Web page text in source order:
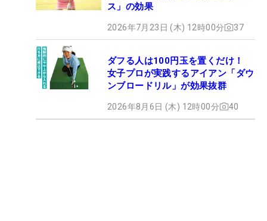
ス」の効果
2026年7月23日 (木) 12時00分 37
ダフる人は100円玉を置くだけ！
女子プロが実践するアイアン「ダウ
ンブロードリル」が効果抜群
2026年8月6日 (木) 12時00分 40